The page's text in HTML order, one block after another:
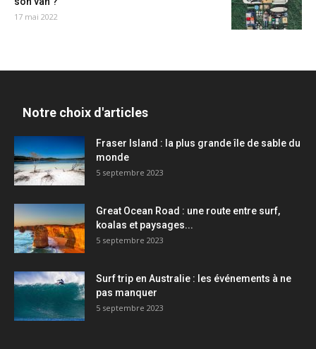
17 mai 2022
Notre choix d'articles
Fraser Island : la plus grande île de sable du
monde
5 septembre 2023
Great Ocean Road : une route entre surf,
koalas et paysages...
5 septembre 2023
Surf trip en Australie : les événements à ne
pas manquer
5 septembre 2023